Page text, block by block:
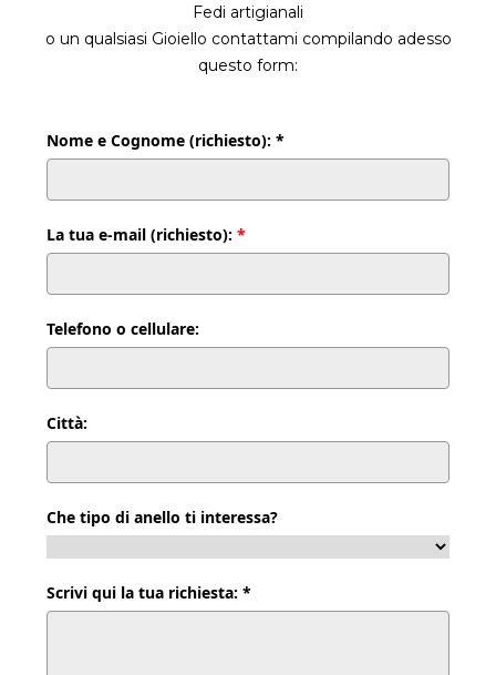
Fedi artigianali
o un qualsiasi Gioiello contattami compilando adesso
questo form:
Nome e Cognome (richiesto): *
La tua e-mail (richiesto):*
Telefono o cellulare:
Città:
Che tipo di anello ti interessa?
Scrivi qui la tua richiesta: *